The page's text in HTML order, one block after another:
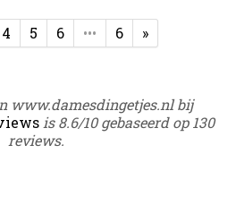
4 5 6 ••• 6 »
www.damesdingetjes.nl bij
is 8.6/10 gebaseerd op 130
reviews.